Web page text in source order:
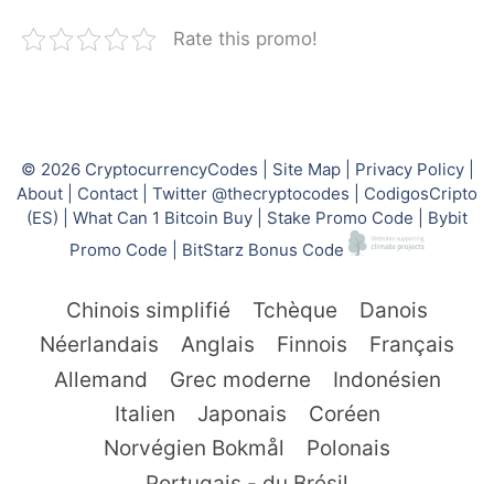
Rate this promo!
© 2026 CryptocurrencyCodes Site Map| Privacy Policy|
About
Contact Twitter @thecryptocodes
CodigosCripto
(ES)
What Can 1 Bitcoin Buy Stake Promo Code
Bybit
Promo Code
BitStarz Bonus Code
Chinois simplifié Tchèque
Danois
Néerlandais
Anglais Finnois
Français
Allemand
Grec moderne
Indonésien
Italien
Japonais
Coréen
Norvégien Bokmål
Polonais